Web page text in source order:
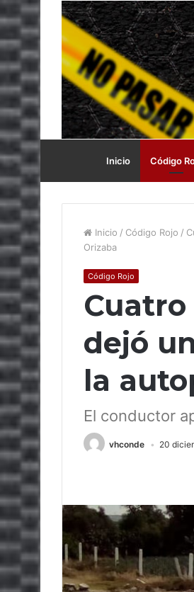
Inicio Código
Inicio / Código Rojo /
Orizaba
Código Rojo
dejó
la
El conductor
vhconde 20